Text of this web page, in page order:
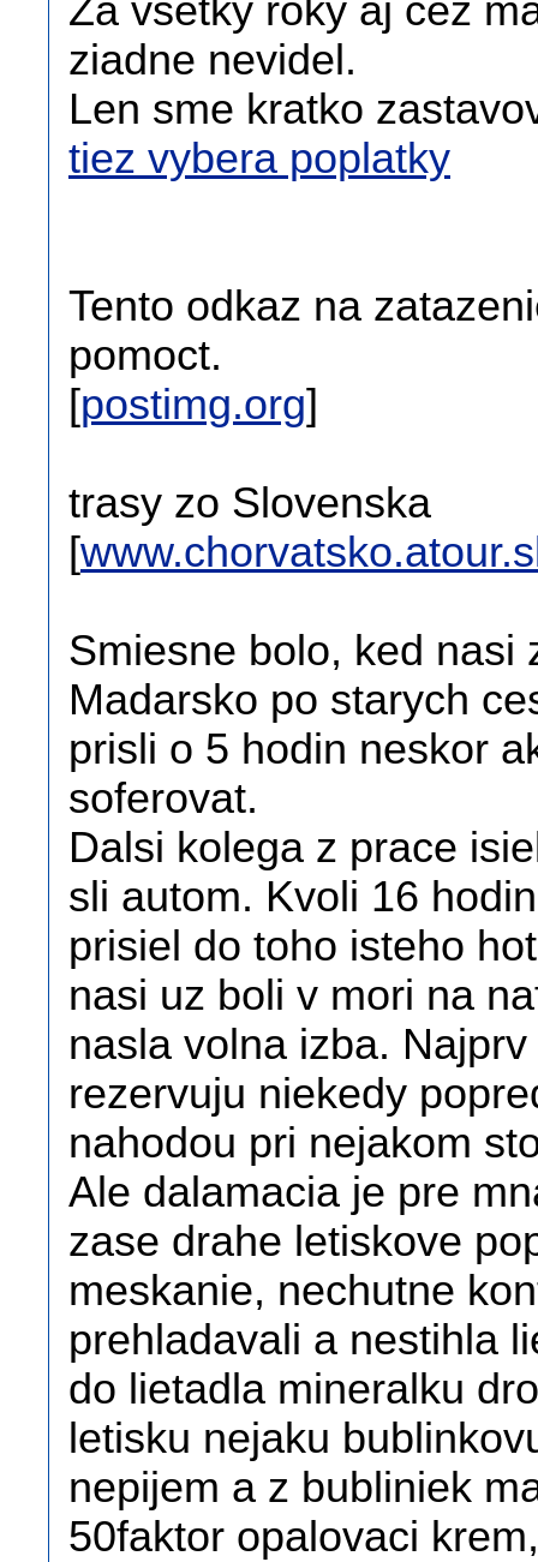
Za vsetky roky aj cez
ziadne nevidel.
Len sme kratko
tiez vybera poplatky
Tento odkaz na
pomoct.
[postimg.org]
trasy zo Slovenska
[
Smiesne bolo, ked nasi
Madarsko po starych
prisli o 5 hodin neskor
soferovat.
Dalsi kolega z prace
sli autom. Kvoli 16
prisiel do toho isteho
nasi uz boli v mori na
nasla volna izba.
rezervuju niekedy
nahodou pri nejakom
Ale dalamacia je pre
zase drahe letiskove
meskanie, nechutne
prehladavali a nestihla
do lietadla mineralku
letisku nejaku
nepijem a z bubliniek
50faktor opalovaci